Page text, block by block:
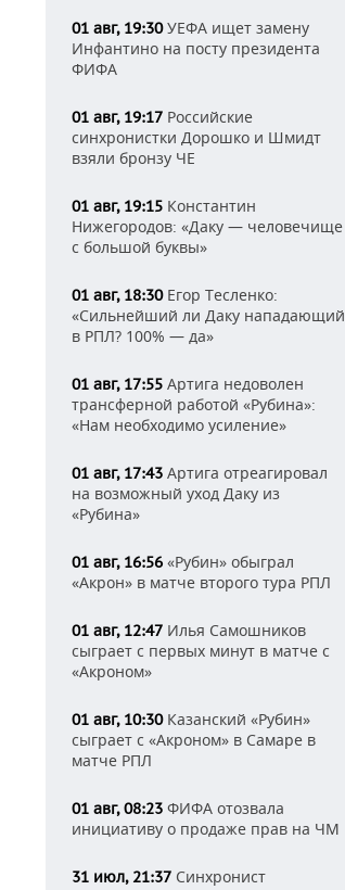
01 авг, 19:30УЕФА ищет замену
Инфантино на посту президента
ФИФА
01 авг, 19:17 Российские
синхронистки Дорошко и Шмидт
взяли бронзу ЧЕ
01 авг, 19:15 Константин
Нижегородов: «Даку — человечище
с большой буквы»
01 авг, 18:30Егор Тесленко:
«Сильнейший ли Даку нападающий
в РПЛ? 100% — да»
01 авг, 17:55 Артига недоволен
трансферной работой «Рубина»:
«Нам необходимо усиление»
01 авг, 17:43 Артига отреагировал
на возможный уход Даку из
«Рубина»
01 авг, 16:56 «Рубин» обыграл
«Акрон» в матче второго тура РПЛ
01 авг, 12:47 Илья Самошников
сыграет с первых минут в матче с
«Акроном»
01 авг, 10:30Казанский «Рубин»
сыграет с «Акроном» в Самаре в
матче РПЛ
01 авг, 08:23 ФИФА отозвала
инициативу о продаже прав на ЧМ
31 июл, 21:37 Синхронист